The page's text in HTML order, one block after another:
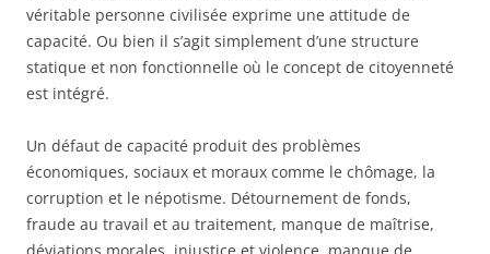
véritable personne civilisée exprime une attitude de
capacité. Ou bien il s’agit simplement d’une structure
statique et non fonctionnelle où le concept de citoyenneté
est intégré.
Un défaut de capacité produit des problèmes
économiques, sociaux et moraux comme le chômage, la
corruption et le népotisme. Détournement de fonds,
fraude au travail et au traitement, manque de maîtrise,